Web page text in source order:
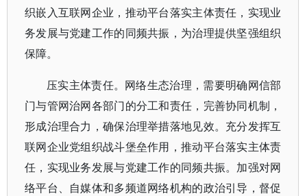
织嵌入互联网企业，推动平台落实主体责任，实现业
务发展与党建工作的同频共振，为治理提供坚强组织
保障。
压实主体责任。网络生态治理，需要明确网信部
门与管网治网各部门的分工和责任，完善协同机制，
形成治理合力，确保治理举措落地见效。充分发挥互
联网企业党组织战斗堡垒作用，推动平台落实主体责
任，实现业务发展与党建工作的同频共振。加强对网
络平台、自媒体和多频道网络机构的政治引导，督促